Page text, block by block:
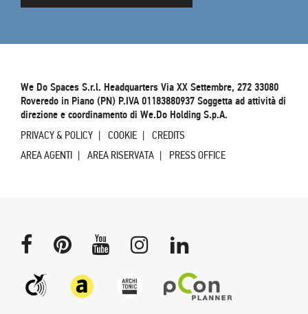
We Do Spaces S.r.l. Headquarters Via XX Settembre, 272 33080
Roveredo in Piano (PN) P.IVA 01183880937 Soggetta ad attività di
direzione e coordinamento di We.Do Holding S.p.A.
PRIVACY & POLICY COOKIE
CREDITS
AREA AGENTI
AREA RISERVATA PRESS OFFICE